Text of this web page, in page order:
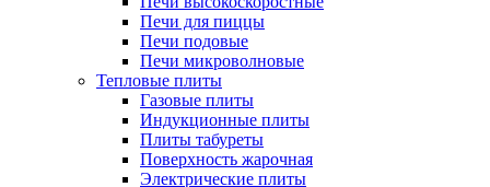
Печи для пиццы
Печи подовые
Печи микроволновые
Тепловые плиты
Газовые плиты
Индукционные плиты
Плиты табуреты
Поверхность жарочная
Электрические плиты